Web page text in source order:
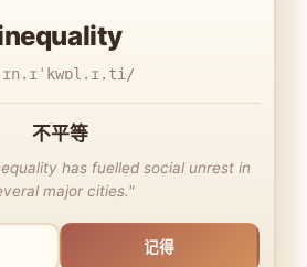
不平等
has fuelled social unrest in
major cities."
记得